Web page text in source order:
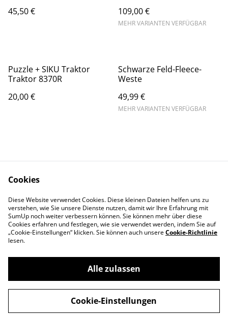
45,50 €
109,00 €
MEHR VARIANTEN VERFÜGBAR
Puzzle + SIKU Traktor
Traktor 8370R
20,00 €
Schwarze Feld-Fleece-
Weste
49,99 €
MEHR VARIANTEN VERFÜGBAR
Bestimmungen
Datenschutzbestimm
ungen von SumUp
Cookie-Richtlinie
©2026Cloos & Kraus
Cookies
Diese Website verwendet Cookies. Diese kleinen Dateien helfen uns zu
verstehen, wie Sie unsere Dienste nutzen, damit wir Ihre Erfahrung mit
SumUp noch weiter verbessern können. Sie können mehr über diese
Cookies erfahren und festlegen, wie sie verwendet werden, indem Sie auf
„Cookie-Einstellungen“ klicken. Sie können auch unsereCookie-Richtlinie
lesen.
Alle zulassen
Cookie-Einstellungen